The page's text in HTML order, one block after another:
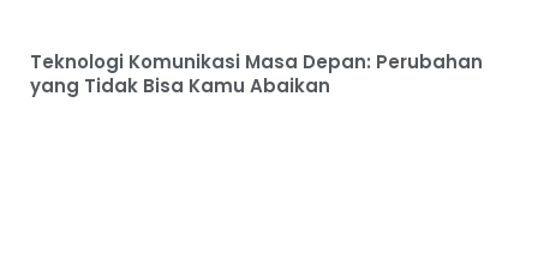
Teknologi Komunikasi Masa Depan: Perubahan
yang Tidak Bisa Kamu Abaikan